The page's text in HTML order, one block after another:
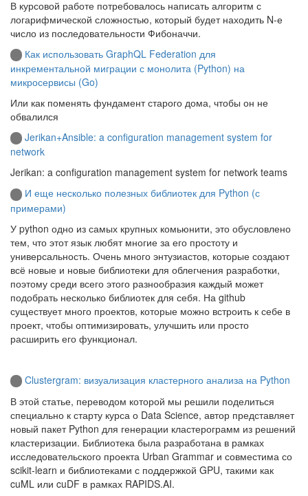
В курсовой работе потребовалось написать алгоритм с
логарифмической сложностью, который будет находить N-е
число из последовательности Фибоначчи.
Как использовать GraphQL Federation для
инкрементальной миграции с монолита (Python) на
микросервисы (Go)
Или как поменять фундамент старого дома, чтобы он не
обвалился
Jerikan+Ansible: a configuration management system for
network
Jerikan: a configuration management system for network teams
И еще несколько полезных библиотек для Python (с
примерами)
У python одно из самых крупных комьюнити, это обусловлено
тем, что этот язык любят многие за его простоту и
универсальность. Очень много энтузиастов, которые создают
всё новые и новые библиотеки для облегчения разработки,
поэтому среди всего этого разнообразия каждый может
подобрать несколько библиотек для себя. На github
существует много проектов, которые можно встроить к себе в
проект, чтобы оптимизировать, улучшить или просто
расширить его функционал.
Clustergram: визуализация кластерного анализа на Python
В этой статье, переводом которой мы решили поделиться
специально к старту курса о Data Science, автор представляет
новый пакет Python для генерации кластерограмм из решений
кластеризации. Библиотека была разработана в рамках
исследовательского проекта Urban Grammar и совместима со
scikit-learn и библиотеками с поддержкой GPU, такими как
cuML или cuDF в рамках RAPIDS.AI.